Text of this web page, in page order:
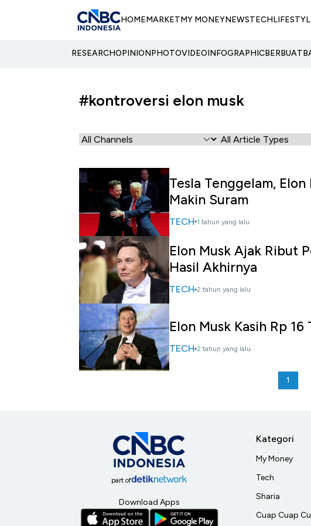
HOMEMARKETMY MONEYNEWSTECH
RESEARCHOPINIONPHOTOVIDEOINFOGRAPHIC
#kontroversi elon musk
Tesla Tenggelam,
Makin Suram
TECH 1 tahun yang lalu
Elon Musk Ajak Ribut
Hasil Akhirnya
TECH 2 tahun yang lalu
Elon Musk Kasih Rp
TECH 2 tahun yang lalu
1
part of
Download Apps
Kategori
My Money
Tech
Sharia
Cuap Cuap